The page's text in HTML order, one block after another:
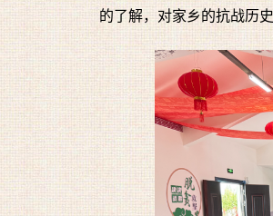
的了解，对家乡的抗战历